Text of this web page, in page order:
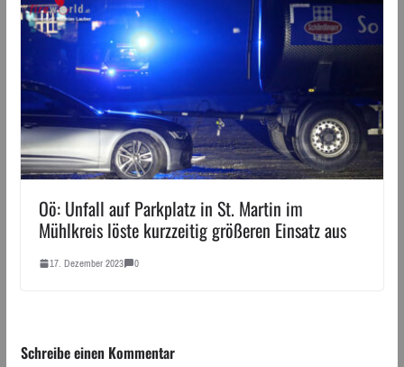
Oö: Unfall auf Parkplatz in St. Martin im
Mühlkreis löste kurzzeitig größeren Einsatz aus
17. Dezember 2023 0
Schreibe einen Kommentar